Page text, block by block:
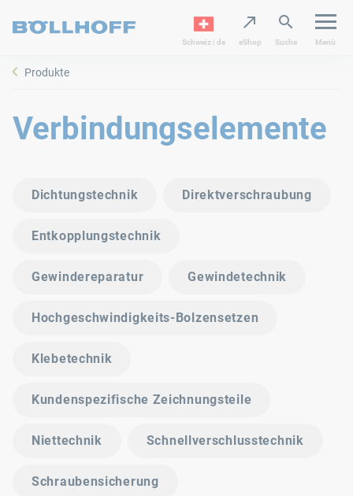
Schweiz | de eShop Suche Menü
Produkte
Verbindungselemente
Dichtungstechnik Direktverschraubung
Entkopplungstechnik
Gewindereparatur Gewindetechnik
Hochgeschwindigkeits-Bolzensetzen
Klebetechnik
Kundenspezifische Zeichnungsteile
Niettechnik Schnellverschlusstechnik
Schraubensicherung